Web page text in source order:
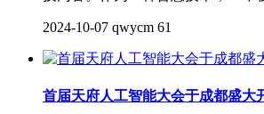
2024-10-07 qwycm 61
首届天府人工智能大会于成都盛大